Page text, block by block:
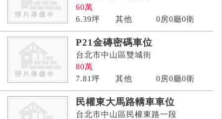
60萬
6.39坪 其他 0房0廳0衛
P21金磚密碼車位
台北市中山區雙城街
80萬
7.81 坪 其他 0房0廳0衛
民權東大馬路轎車車位
台北市中山區民權東路一段